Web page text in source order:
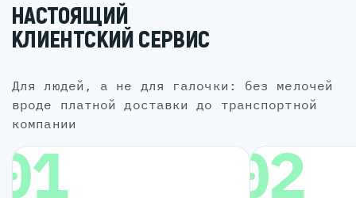
НАСТОЯЩИЙ
КЛИЕНТСКИЙ СЕРВИС
для людей, а не для галочки: без мелочей
вроде платной доставки до транспортной
компании
02